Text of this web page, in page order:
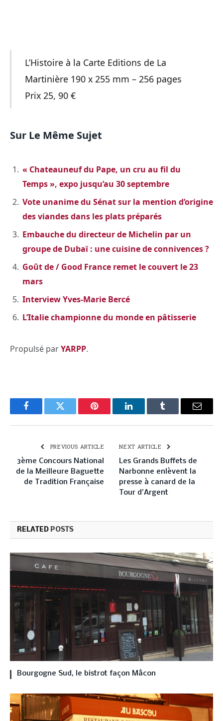
L’Histoire à la Carte Editions de La
Martinière 190 x 255 mm – 256 pages
Prix 25, 90 €
Sur Le Même Sujet
« Chateauneuf du Pape, un cru au fil du
Temps », expo jusqu’au 30 septembre
Vote unanime du Sénat sur la mention d’origine
des viandes dans les plats préparés
Embauche du directeur de Michelin par un
groupe de Dubaï : une cuisine de connivences ?
Goût de / Good France remet le couvert le 23
mars
Interview Yves-Marie Bercé
L’Italie championne du monde en pâtisserie
Propulsé parYARPP.
FacebookTwitter Pinterest LinkedInTumblr Email
PREVIOUS ARTICLE
3ème Concours National
de la Meilleure Baguette
de Tradition Française
NEXT ARTICLE
Les Grands Buffets de
Narbonne enlèvent la
presse à canard de la
Tour d’Argent
RELATED POSTS
Bourgogne Sud, le bistrot façon Mâcon